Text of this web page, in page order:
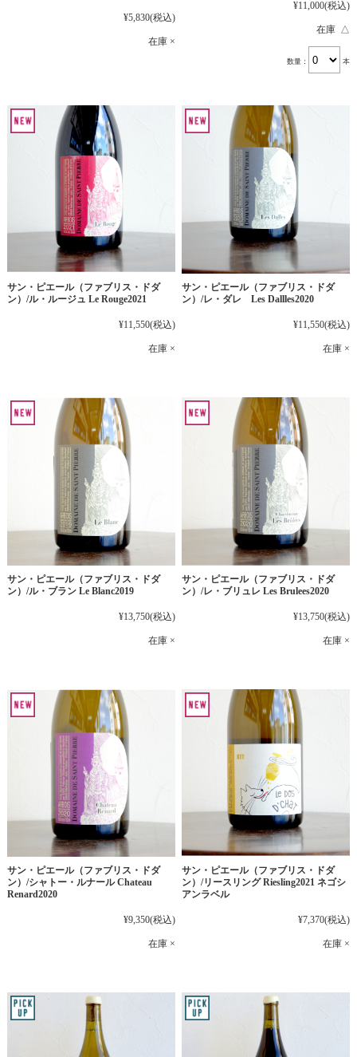
¥5,830(税込)
在庫 ×
¥11,000(税込)
在庫 △
数量： 本
サン・ピエール（ファブリス・ドダ
ン）/ル・ルージュ Le Rouge2021
¥11,550(税込)
在庫 ×
サン・ピエール（ファブリス・ドダ
ン）/レ・ダレ Les Dallles2020
¥11,550(税込)
在庫 ×
サン・ピエール（ファブリス・ドダ
ン）/ル・ブラン Le Blanc2019
¥13,750(税込)
在庫 ×
サン・ピエール（ファブリス・ドダ
ン）/レ・ブリュレ Les Brulees2020
¥13,750(税込)
在庫 ×
サン・ピエール（ファブリス・ドダ
ン）/シャトー・ルナール Chateau
Renard2020
¥9,350(税込)
在庫 ×
サン・ピエール（ファブリス・ドダ
ン）/リースリング Riesling2021 ネゴシ
アンラベル
¥7,370(税込)
在庫 ×